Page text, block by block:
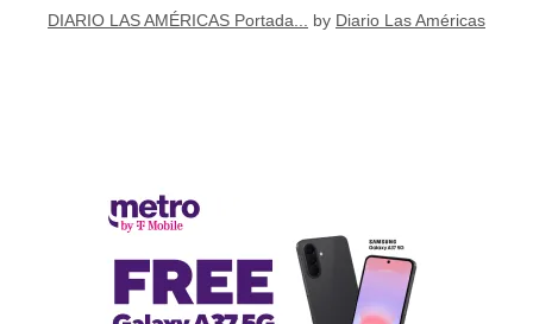
DIARIO LAS AMÉRICAS Portada... by Diario Las Américas